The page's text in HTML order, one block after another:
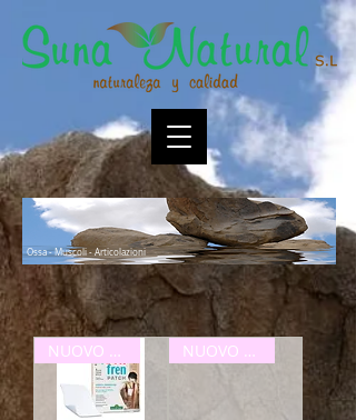
Ossa - Muscoli - Articolazioni
NUOVO ARRIVO NUOVO ARRIVO